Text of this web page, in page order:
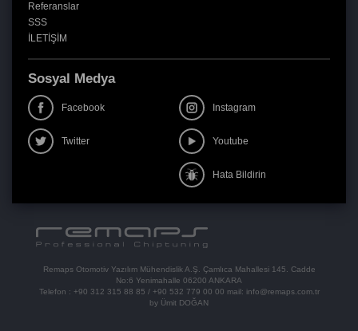
Referanslar
SSS
İLETİŞİM
Sosyal Medya
Facebook Instagram
Twitter Youtube
Hata Bildirin
Remaps Otomotiv Yazılım Mühendislik A.Ş. Çamlıca Mahallesi 145. Cadde
No:6 Yenimahalle 06200 ANKARA
Telefon : +90 312 315 88 85 / +90 532 779 00 00 mail: info@remaps.com.tr
by Ümit DOĞAN